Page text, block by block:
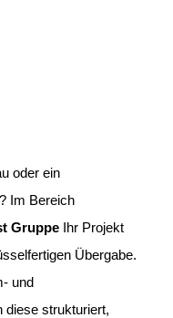
oder ein
Im Bereich
Gruppe Ihr Projekt
Übergabe.
und
diese strukturiert,